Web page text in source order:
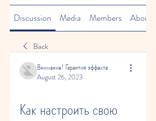
Discussion Media Members About
Back
Внимание! Гарантия эффекта
August 26, 2023
Как настроить свою